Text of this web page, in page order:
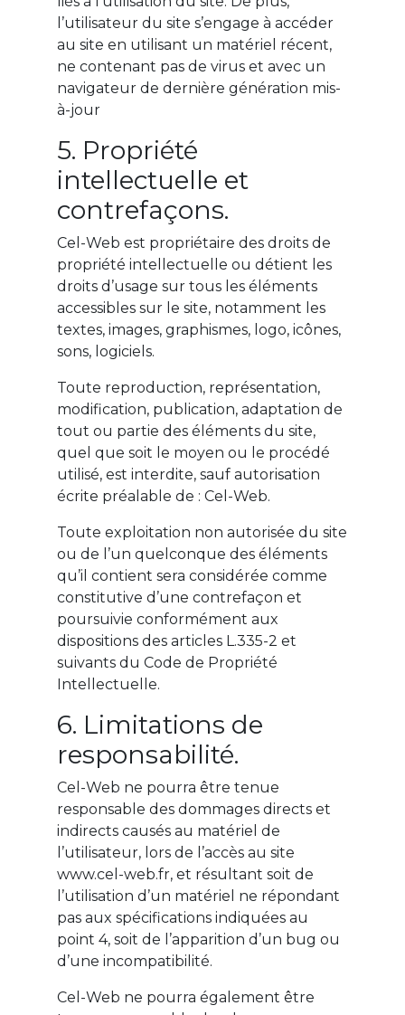
l’utilisateur du site s’engage à accéder
au site en utilisant un matériel récent,
ne contenant pas de virus et avec un
navigateur de dernière génération mis-
à-jour
5. Propriété
intellectuelle et
contrefaçons.
Cel-Web est propriétaire des droits de
propriété intellectuelle ou détient les
droits d’usage sur tous les éléments
accessibles sur le site, notamment les
textes, images, graphismes, logo, icônes,
sons, logiciels.
Toute reproduction, représentation,
modification, publication, adaptation de
tout ou partie des éléments du site,
quel que soit le moyen ou le procédé
utilisé, est interdite, sauf autorisation
écrite préalable de : Cel-Web.
Toute exploitation non autorisée du site
ou de l’un quelconque des éléments
qu’il contient sera considérée comme
constitutive d’une contrefaçon et
poursuivie conformément aux
dispositions des articles L.335-2 et
suivants du Code de Propriété
Intellectuelle.
6. Limitations de
responsabilité.
Cel-Web ne pourra être tenue
responsable des dommages directs et
indirects causés au matériel de
l’utilisateur, lors de l’accès au site
www.cel-web.fr, et résultant soit de
l’utilisation d’un matériel ne répondant
pas aux spécifications indiquées au
point 4, soit de l’apparition d’un bug ou
d’une incompatibilité.
Cel-Web ne pourra également être